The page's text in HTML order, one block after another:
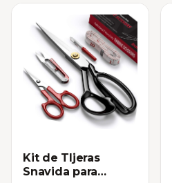
Kit de TIjeras
Snavida para